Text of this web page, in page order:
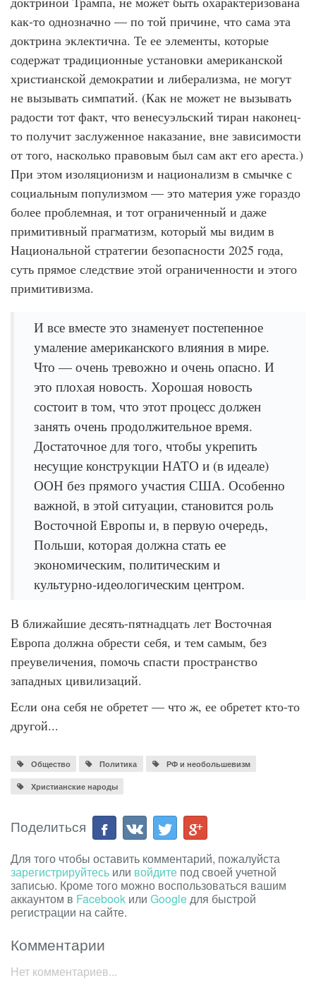
как-то однозначно — по той причине, что сама эта
доктрина эклектична. Те ее элементы, которые
содержат традиционные установки американской
христианской демократии и либерализма, не могут
не вызывать симпатий. (Как не может не вызывать
радости тот факт, что венесуэльский тиран наконец-
то получит заслуженное наказание, вне зависимости
от того, насколько правовым был сам акт его ареста.)
При этом изоляционизм и национализм в смычке с
социальным популизмом — это материя уже гораздо
более проблемная, и тот ограниченный и даже
примитивный прагматизм, который мы видим в
Национальной стратегии безопасности 2025 года,
суть прямое следствие этой ограниченности и этого
примитивизма.
И все вместе это знаменует постепенное
умаление американского влияния в мире.
Что — очень тревожно и очень опасно. И
это плохая новость. Хорошая новость
состоит в том, что этот процесс должен
занять очень продолжительное время.
Достаточное для того, чтобы укрепить
несущие конструкции НАТО и (в идеале)
ООН без прямого участия США. Особенно
важной, в этой ситуации, становится роль
Восточной Европы и, в первую очередь,
Польши, которая должна стать ее
экономическим, политическим и
культурно-идеологическим центром.
В ближайшие десять-пятнадцать лет Восточная
Европа должна обрести себя, и тем самым, без
преувеличения, помочь спасти пространство
западных цивилизаций.
Если она себя не обретет — что ж, ее обретет кто-то
другой...
Общество Политика РФ и необольшевизм
Христианские народы
Поделиться
Для того чтобы оставить комментарий, пожалуйста
зарегистрируйтесь или войдите под своей учетной
записью. Кроме того можно воспользоваться вашим
аккаунтом в Facebook или Googleдля быстрой
регистрации на сайте.
Комментарии
Нет комментариев...